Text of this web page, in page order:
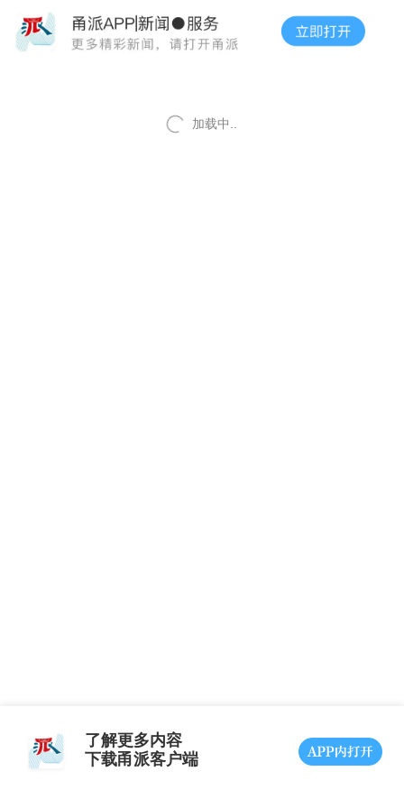
加载中..
了解更多内容
下载甬派客户端